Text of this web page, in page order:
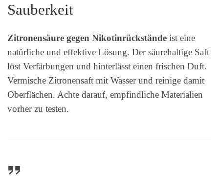
Sauberkeit
Zitronensäure gegen Nikotinrückstände ist eine
natürliche und effektive Lösung. Der säurehaltige Saft
löst Verfärbungen und hinterlässt einen frischen Duft.
Vermische Zitronensaft mit Wasser und reinige damit
Oberflächen. Achte darauf, empfindliche Materialien
vorher zu testen.